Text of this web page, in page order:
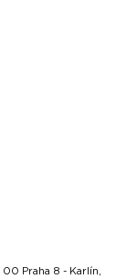
Praha 8 - Karlín,